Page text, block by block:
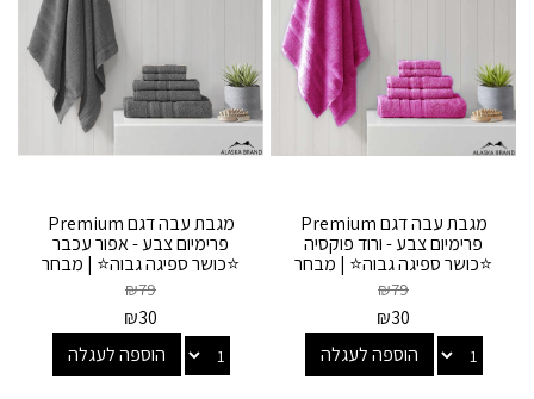
מגבת עבה דגם Premium
פרימיום צבע - ורוד פוקסיה
⭐כושר ספיגה גבוה⭐ | מבחר
מידות
₪79
₪30
הוספה לעגלה
מגבת עבה דגם Premium
פרימיום צבע - אפור עכבר
⭐כושר ספיגה גבוה⭐ | מבחר
מידות
₪79
₪30
הוספה לעגלה